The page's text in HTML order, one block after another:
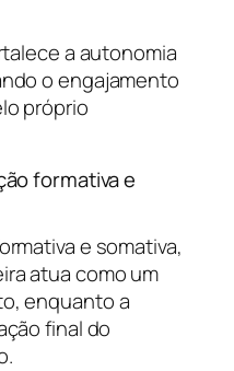
a autonomia
o engajamento
próprio
formativa e
e somativa,
atua como um
enquanto a
final do